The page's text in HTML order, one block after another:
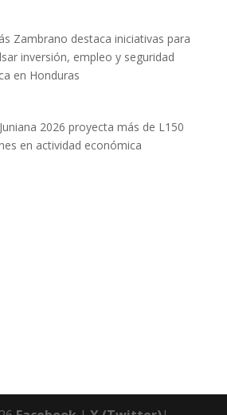
Zambrano destaca iniciativas para
inversión, empleo y seguridad
en Honduras
2026 proyecta más de L150
en actividad económica